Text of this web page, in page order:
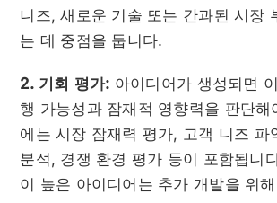
니즈, 새로운 기술 또는 간과된 시장
는 데 중점을 둡니다.
2. 기회 평가: 아이디어가 생성되면
행 가능성과 잠재적 영향력을 판단해
에는 시장 잠재력 평가, 고객 니즈 파
분석, 경쟁 환경 평가 등이 포함됩니
이 높은 아이디어는 추가 개발을 위